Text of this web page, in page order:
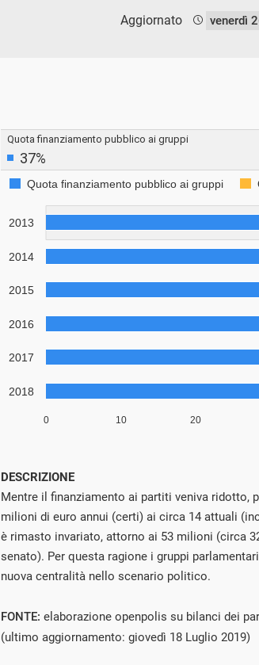
Aggiornato venerdì
DESCRIZIONE
Mentre il finanziamento ai partiti veniva ridotto,
milioni di euro annui (certi) ai circa 14 attuali
è rimasto invariato, attorno ai 53 milioni (circa
senato). Per questa ragione i gruppi
nuova centralità nello scenario politico.
FONTE: elaborazione openpolis su bilanci dei
(ultimo aggiornamento: giovedì 18 Luglio 2019)